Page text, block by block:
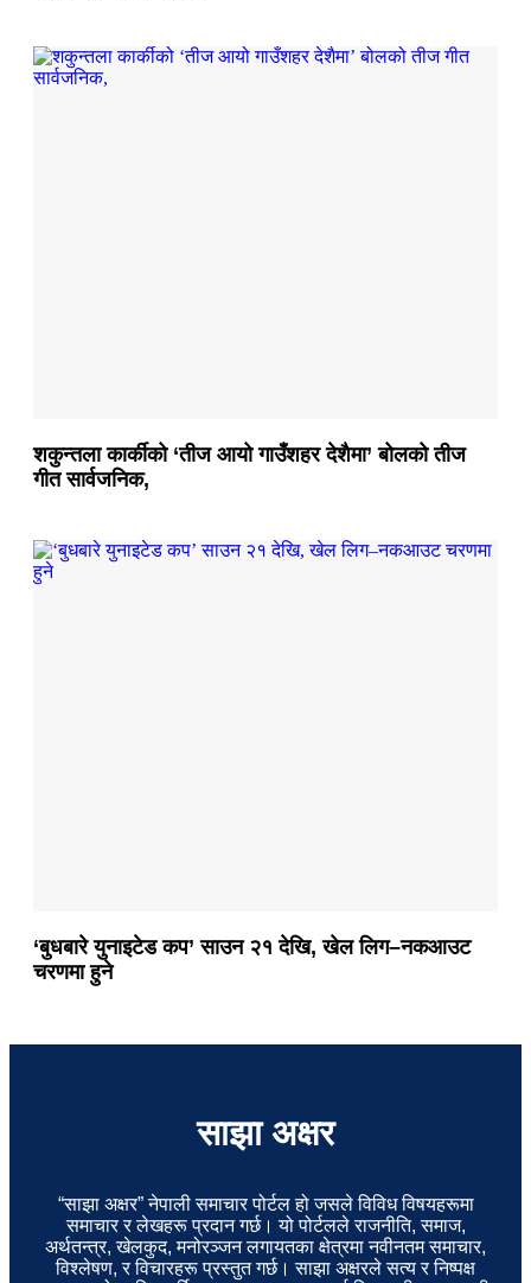
शकुन्तला कार्कीको ‘तीज आयो गाउँशहर देशैमा’ बोलको तीज
गीत सार्वजनिक,
‘बुधबारे युनाइटेड कप’ साउन २१ देखि, खेल लिग–नकआउट
चरणमा हुने
साझा अक्षर
“साझा अक्षर” नेपाली समाचार पोर्टल हो जसले विविध विषयहरूमा
समाचार र लेखहरू प्रदान गर्छ। यो पोर्टलले राजनीति, समाज,
अर्थतन्त्र, खेलकुद, मनोरञ्जन लगायतका क्षेत्रमा नवीनतम समाचार,
विश्लेषण, र विचारहरू प्रस्तुत गर्छ। साझा अक्षरले सत्य र निष्पक्ष